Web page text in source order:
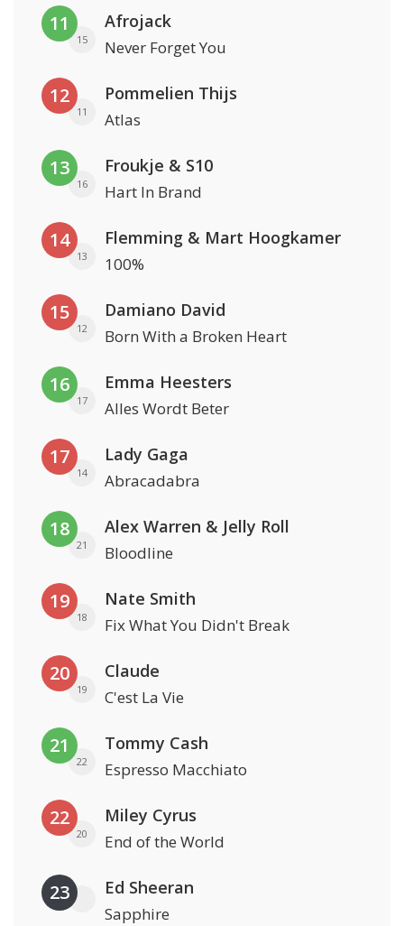
11
15
Afrojack
Never Forget You
12
11
Pommelien Thijs
Atlas
13
16
Froukje & S10
Hart In Brand
14
13
Flemming & Mart Hoogkamer
100%
15
12
Damiano David
Born With a Broken Heart
16
17
Emma Heesters
Alles Wordt Beter
17
14
Lady Gaga
Abracadabra
18
21
Alex Warren & Jelly Roll
Bloodline
19
18
Nate Smith
Fix What You Didn't Break
20
19
Claude
C'est La Vie
21
22
Tommy Cash
Espresso Macchiato
22
20
Miley Cyrus
End of the World
23 Ed Sheeran
Sapphire